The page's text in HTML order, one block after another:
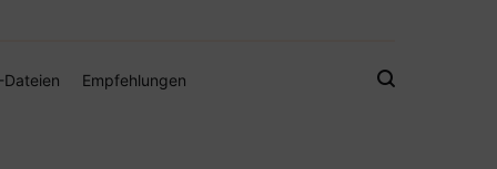
Empfehlungen